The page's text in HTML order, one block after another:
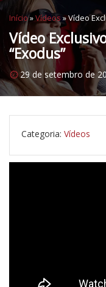
Início»Vídeos »Vídeo
Vídeo
“Exodus”
29 de setembro de
Categoria: Vídeos